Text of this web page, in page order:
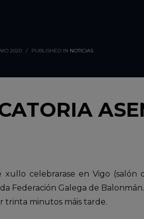
2020 / PUBLISHED IN NOTICIAS
celebrarase en Vigo (salón
Federación Galega de
trinta minutos máis tarde.